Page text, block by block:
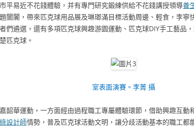
平易近不花錢體驗，并有專門研究鍛練供給不花錢講授領導養
闤闠，帶來匹克球用品展及琳瑯滿目標活動周邊、輕食，李寧
們遴選，還有多項匹克球興趣游園運動、匹克球DIY手工藝品
匹克球。
室表面演賽。李菁 攝
韶華運動，一方面經由過程職工專屬體驗環節，借助興趣互動
綠設計師情勢，普及匹克球活動文明，讓分歧活動基本的職工都